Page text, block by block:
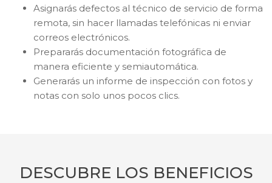
Asignarás defectos al técnico de servicio de forma
remota, sin hacer llamadas telefónicas ni enviar
correos electrónicos.
Prepararás documentación fotográfica de
manera eficiente y semiautomática.
Generarás un informe de inspección con fotos y
notas con solo unos pocos clics.
DESCUBRE LOS BENEFICIOS